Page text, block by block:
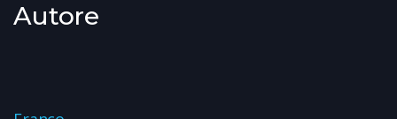
Autore